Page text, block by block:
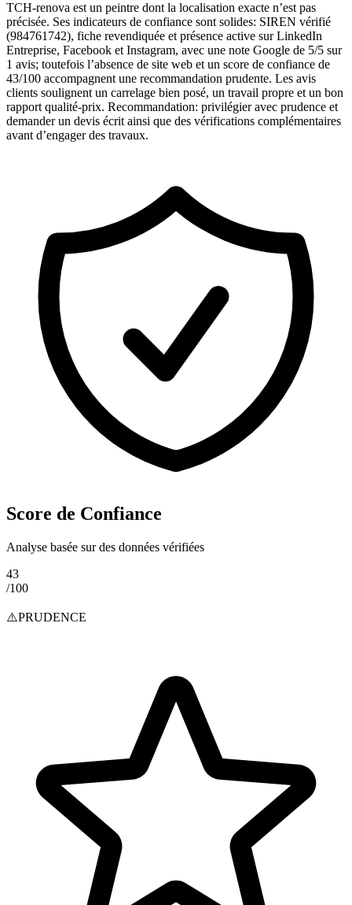
TCH-renova est un peintre dont la localisation exacte n’est pas
précisée. Ses indicateurs de confiance sont solides: SIREN vérifié
(984761742), fiche revendiquée et présence active sur LinkedIn
Entreprise, Facebook et Instagram, avec une note Google de 5/5 sur
1 avis; toutefois l’absence de site web et un score de confiance de
43/100 accompagnent une recommandation prudente. Les avis
clients soulignent un carrelage bien posé, un travail propre et un bon
rapport qualité-prix. Recommandation: privilégier avec prudence et
demander un devis écrit ainsi que des vérifications complémentaires
avant d’engager des travaux.
Score de Confiance
Analyse basée sur des données vérifiées
43
/100
⚠️PRUDENCE